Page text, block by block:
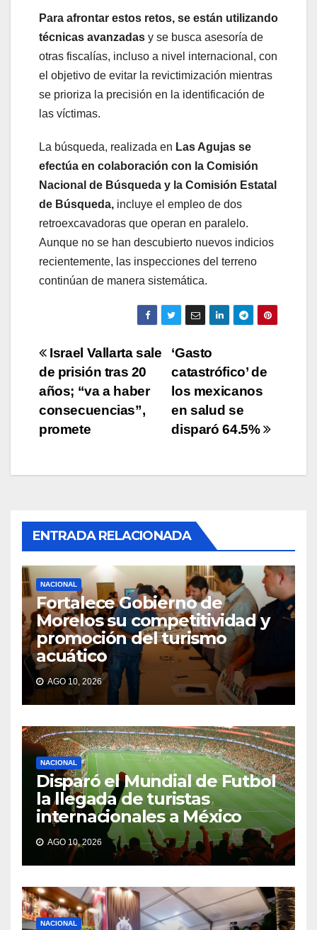
Para afrontar estos retos, se están utilizando
técnicas avanzadas y se busca asesoría de
otras fiscalías, incluso a nivel internacional, con
el objetivo de evitar la revictimización mientras
se prioriza la precisión en la identificación de
las víctimas.
La búsqueda, realizada en Las Agujas se
efectúa en colaboración con la Comisión
Nacional de Búsqueda y la Comisión Estatal
de Búsqueda, incluye el empleo de dos
retroexcavadoras que operan en paralelo.
Aunque no se han descubierto nuevos indicios
recientemente, las inspecciones del terreno
continúan de manera sistemática.
Navegación
de
entradas
‘Gasto
catastrófico’ de
los mexicanos
en salud se
disparó 64.5%
Israel Vallarta sale
de prisión tras 20
años; “va a haber
consecuencias”,
promete
ENTRADA RELACIONADA
NACIONAL
Fortalece Gobierno de
Morelos su competitividad y
promoción del turismo
acuático
AGO 10, 2026
NACIONAL
Disparó el Mundial de Futbol
la llegada de turistas
internacionales a México
AGO 10, 2026
NACIONAL